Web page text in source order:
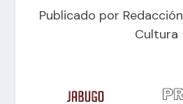
Publicado por Redacción
Cultura